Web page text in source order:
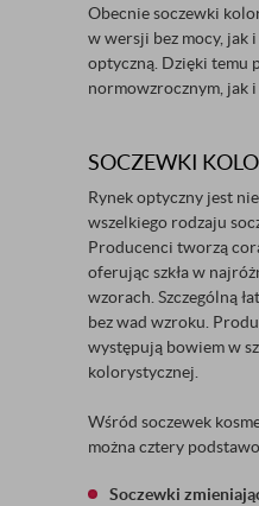
Obecnie soczewki
w wersji bez mocy, jak
optyczną. Dzięki temu
normowzrocznym, jak
SOCZEWKI
Rynek optyczny jest
wszelkiego rodzaju
Producenci tworzą
oferując szkła w
wzorach. Szczególną
bez wad wzroku.
występują bowiem w
kolorystycznej.
Wśród soczewek
można cztery
Soczewki